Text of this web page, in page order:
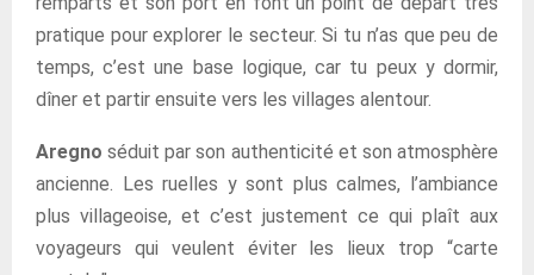
pratique pour explorer le secteur. Si tu n’as que peu de
temps, c’est une base logique, car tu peux y dormir,
dîner et partir ensuite vers les villages alentour.
Aregno séduit par son authenticité et son atmosphère
ancienne. Les ruelles y sont plus calmes, l’ambiance
plus villageoise, et c’est justement ce qui plaît aux
voyageurs qui veulent éviter les lieux trop “carte